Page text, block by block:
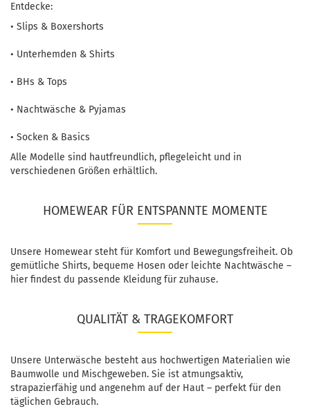
Entdecke:
• Slips & Boxershorts
• Unterhemden & Shirts
• BHs & Tops
• Nachtwäsche & Pyjamas
• Socken & Basics
Alle Modelle sind hautfreundlich, pflegeleicht und in
verschiedenen Größen erhältlich.
HOMEWEAR FÜR ENTSPANNTE MOMENTE
Unsere Homewear steht für Komfort und Bewegungsfreiheit. Ob
gemütliche Shirts, bequeme Hosen oder leichte Nachtwäsche –
hier findest du passende Kleidung für zuhause.
QUALITÄT & TRAGEKOMFORT
Unsere Unterwäsche besteht aus hochwertigen Materialien wie
Baumwolle und Mischgeweben. Sie ist atmungsaktiv,
strapazierfähig und angenehm auf der Haut – perfekt für den
täglichen Gebrauch.